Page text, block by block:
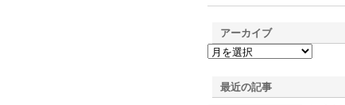
アーカイブ
最近の記事